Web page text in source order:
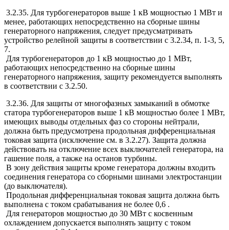
3.2.35. Для турбогенераторов выше 1 кВ мощностью 1 МВт и
менее, работающих непосредственно на сборные шины
генераторного напряжения, следует предусматривать
устройство релейной защиты в соответствии с 3.2.34, п. 1-3, 5,
7.
Для турбогенераторов до 1 кВ мощностью до 1 МВт,
работающих непосредственно на сборные шины
генераторного напряжения, защиту рекомендуется выполнять
в соответствии с 3.2.50.
3.2.36. Для защиты от многофазных замыканий в обмотке
статора турбогенераторов выше 1 кВ мощностью более 1 МВт,
имеющих выводы отдельных фаз со стороны нейтрали,
должна быть предусмотрена продольная дифференциальная
токовая защита (исключение см. в 3.2.27). Защита должна
действовать на отключение всех выключателей генератора, на
гашение поля, а также на останов турбины.
В зону действия защиты кроме генератора должны входить
соединения генератора со сборными шинами электростанции
(до выключателя).
Продольная дифференциальная токовая защита должна быть
выполнена с током срабатывания не более 0,6 .
Для генераторов мощностью до 30 МВт с косвенным
охлаждением допускается выполнять защиту с током